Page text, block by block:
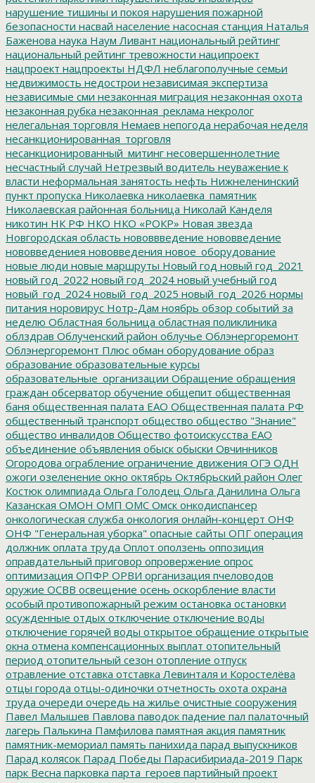
нарушение тишины и покоя нарушения пожарной
безопасности насвай население насосная станция Наталья
Баженова наука Наум Ливант национальный рейтинг
национальный рейтинг тревожности наципроект
нацпроект нацпроекты НДФЛ неблагополучные семьи
недвижимость недострои независимая экспертиза
независимые сми незаконная миграция незаконная охота
незаконная рубка незаконная_реклама некролог
нелегальная торговля Немаев непогода нерабочая неделя
несанкционированная_торговля
несанкционированный_митинг несовершеннолетние
несчастный случай Нетрезвый водитель неуважение к
власти неформальная занятость нефть Нижнеленинский
пункт пропуска Николаевка николаевка_памятник
Николаевская районная больница Николай Канделя
никотин НК РФ НКО НКО «РОКР» Новая звезда
Новгородская область нововвведение нововведение
нововведениея нововведения новое_оборудование
новые люди новые маршруты Новый год новый год_2021
новый год_2022 новый год_2024 новый учебный год
новый_год_2024 новый_год_2025 новый_год_2026 нормы
питания норовирус Нотр-Дам ноябрь обзор событий за
неделю Областная больница областная поликлиника
облздрав Облученский район облучье Облэнергоремонт
Облэнергоремонт Плюс обман оборудование образ
образование образовательные курсы
образовательные_организации Обращение обращения
граждан обсерватор обучение общепит общественная
баня общественная палата ЕАО Общественная палата РФ
общественный транспорт общество общество "Знание"
общество инвалидов Общество фотоискусства ЕАО
объединение объявления обыск обыски Овчинников
Огородова ограбление ограничение движения ОГЭ ОДН
ожоги озеленение окно октябрь Октябрьский район Олег
Костюк олимпиада Ольга Голодец Ольга Данилина Ольга
Казанская ОМОН ОМП ОМС Омск онкодиспансер
онкологическая служба онкология онлайн-концерт ОНФ
ОНФ "Генеральная уборка" опасные сайты ОПГ операция
должник оплата труда Оплот оползень оппозиция
оправдательный приговор опровержение опрос
оптимизация ОПФР ОРВИ организация пчеловодов
оружие ОСВВ освещение осень оскорбление власти
особый противопожарный режим остановка остановки
осужденные отдых отключение отключение воды
отключение горячей воды открытое обращение открытые
окна отмена компенсационных выплат отопительный
период отопительный сезон отопление отпуск
отравление отставка отставка Левинталя и Коростелёва
отцы города отцы-одиночки отчетность охота охрана
труда очереди очередь на жилье очистные сооружения
Павел Малышев Павлова паводок падение пал палаточный
лагерь Палькина Памфилова памятная акция памятник
памятник-мемориал память панихида парад выпускников
Парад колясок Парад Победы Парасибириада-2019 Парк
парк Весна парковка парта_героев партийный проект